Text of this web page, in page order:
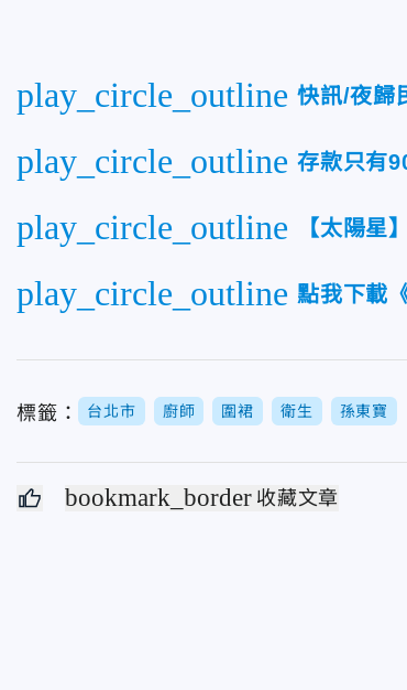
play_circle_outline 快訊/夜歸
play_circle_outline 存款只有
play_circle_outline 【太陽星
play_circle_outline 點我下載
標籤： 台北市 廚師 圍裙 衛生 孫東寶
bookmark_border 收藏文章